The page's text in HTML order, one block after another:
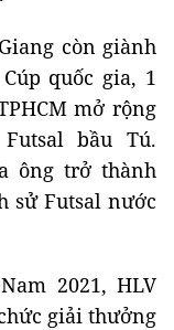
còn giành
quốc gia, 1
mở rộng
bầu Tú.
ông trở thành
sử Futsal nước
2021, HLV
giải thưởng